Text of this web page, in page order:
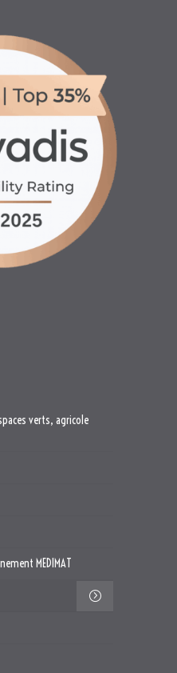
verts, agricole
MEDIMAT